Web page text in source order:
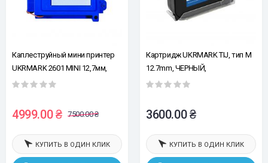
Каплеструйный мини принтер
UKRMARK 2601 MINI 12,7мм,
синий
4999.00 ₴ 7500.00 ₴
КУПИТЬ В ОДИН КЛИК
Картридж UKRMARK TIJ, тип M
12.7mm, ЧЕРНЫЙ,
сольвентный, быстросохнущий
3600.00 ₴
КУПИТЬ В ОДИН КЛИК